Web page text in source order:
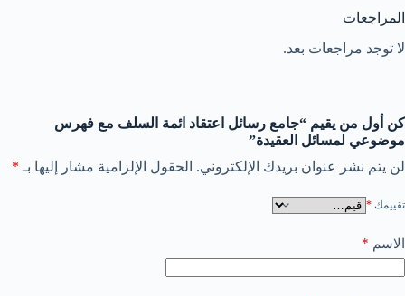
المراجعات
لا توجد مراجعات بعد.
كن أول من يقيم “جامع رسائل اعتقاد ائمة السلف مع فهرس
موضوعي لمسائل العقيدة”
لن يتم نشر عنوان بريدك الإلكتروني. الحقول الإلزامية مشار إليها بـ *
تقييمك *
الاسم *